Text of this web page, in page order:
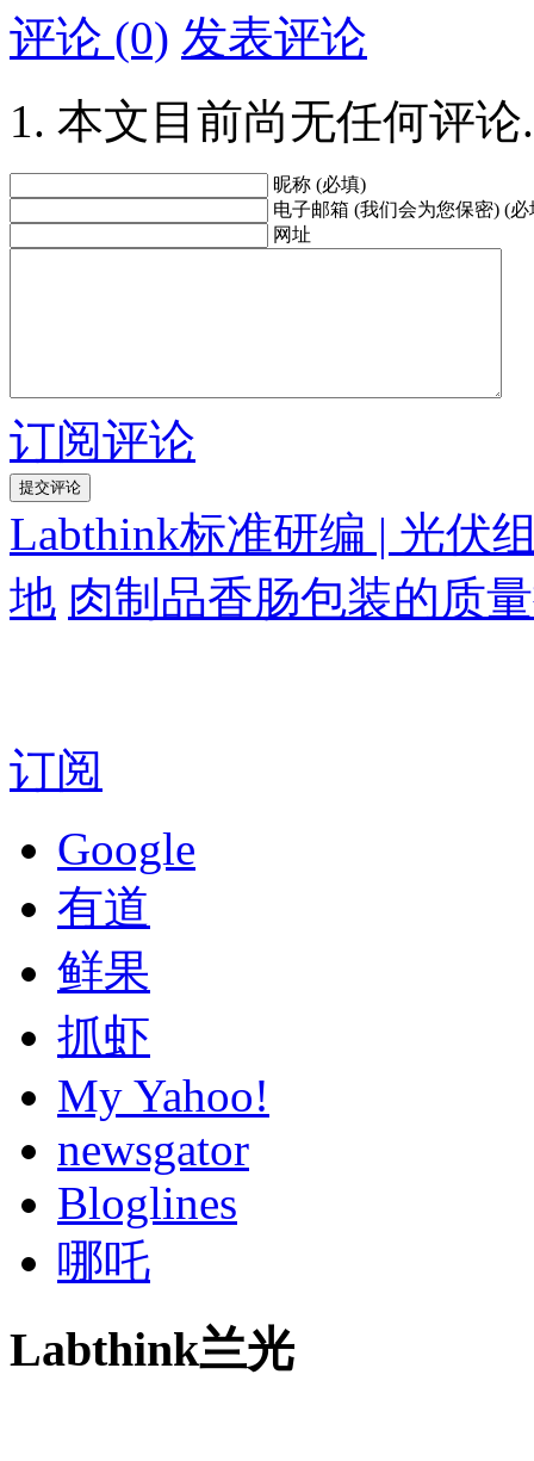
评论 (0) 发表评论
本文目前尚无任何评论.
昵称 (必填)
电子邮箱 (我们会为您保密) (必
网址
订阅评论
Labthink标准研编 | 光伏
地 肉制品香肠包装的质
订阅
Google
有道
鲜果
抓虾
My Yahoo!
newsgator
Bloglines
哪吒
Labthink兰光